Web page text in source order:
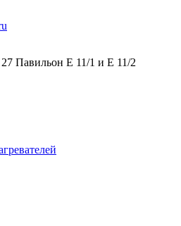
Павильон Е 11/1 и Е 11/2